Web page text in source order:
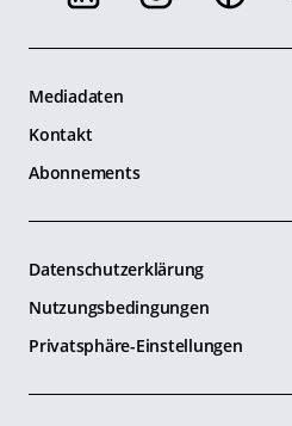
Mediadaten
Kontakt
Abonnements
Datenschutzerklärung
Nutzungsbedingungen
Privatsphäre-Einstellungen